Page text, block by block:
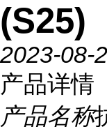
(S25)
2023-08-
产品详情
产品名称